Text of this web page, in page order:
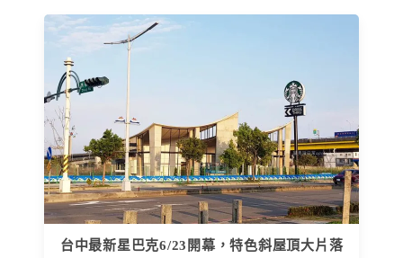
台中最新星巴克6/23開幕，特色斜屋頂大片落